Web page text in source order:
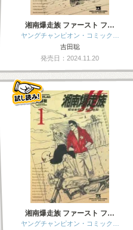
湘南爆走族 ファースト フ…
ヤングチャンピオン・コミック…
吉田聡
発売日：2024.11.20
湘南爆走族 ファースト フ…
ヤングチャンピオン・コミック…